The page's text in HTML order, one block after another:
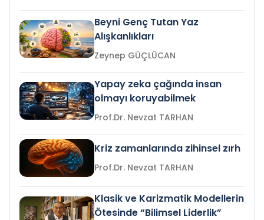
Beyni Genç Tutan Yaz
Alışkanlıkları
Zeynep GÜÇLÜCAN
Yapay zeka çağında insan
olmayı koruyabilmek
Prof.Dr. Nevzat TARHAN
Kriz zamanlarında zihinsel zırh
Prof.Dr. Nevzat TARHAN
Klasik ve Karizmatik Modellerin
Ötesinde “Bilimsel Liderlik”